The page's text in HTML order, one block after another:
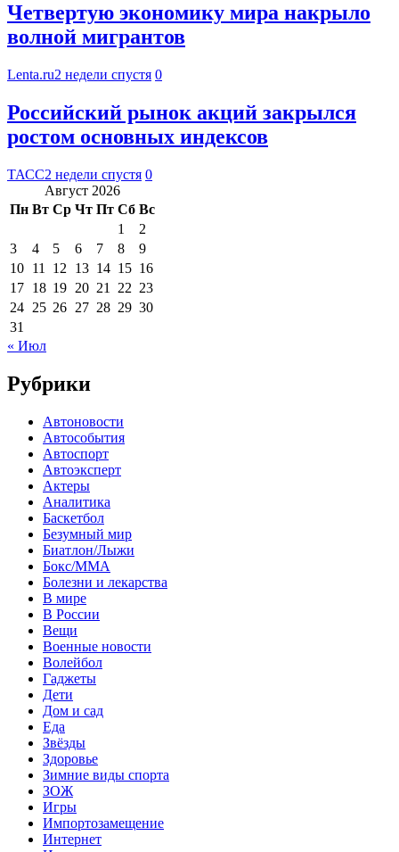
Четвертую экономику мира накрыло
волной мигрантов
Lenta.ru2 недели спустя 0
Российский рынок акций закрылся
ростом основных индексов
ТАСС2 недели спустя 0
Август 2026
Пн Вт Ср Чт Пт Сб Вс
1
2
3
4 5 6 7 8
9
10 11 12 13 14 15 16
17 18 19 20 21 22 23
24 25 26 27 28 29 30
31
« Июл
Рубрики
Автоновости
Автособытия
Автоспорт
Автоэксперт
Актеры
Аналитика
Баскетбол
Безумный мир
Биатлон/Лыжи
Бокс/MMA
Болезни и лекарства
В мире
В России
Вещи
Военные новости
Волейбол
Гаджеты
Дети
Дом и сад
Еда
Звёзды
Здоровье
Зимние виды спорта
ЗОЖ
Игры
Импортозамещение
Интернет